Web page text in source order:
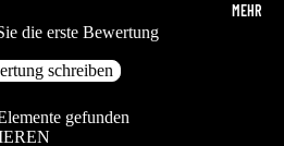
MEHR
die erste Bewertung
schreiben
gefunden